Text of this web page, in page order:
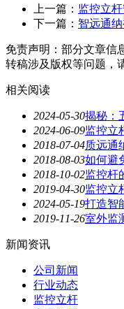
上一篇： 监控立
下一篇： 智远通
免责声明：部分文章信
转稿涉及版权等问题，
相关阅读
2024-05-30揭秘：
2024-06-09监控立
2018-07-04质远通
2018-08-03如何避
2018-10-02监控杆
2019-04-30监控立
2024-05-19打造智
2019-11-26室外监
新闻资讯
公司新闻
行业动态
监控立杆